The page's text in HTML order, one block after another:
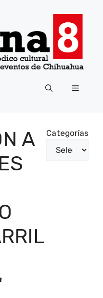
Menú
A
Categorías